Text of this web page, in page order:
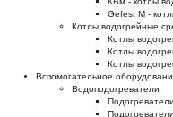
Gefest M -
Котлы водогрейные
Котлы
Котлы
Котлы
Вспомогательное
Водоподогреватели